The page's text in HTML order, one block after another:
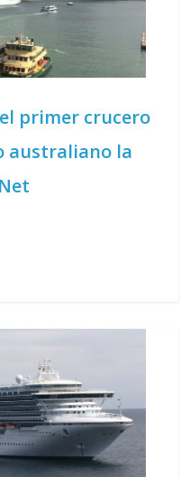
primer crucero
australiano la